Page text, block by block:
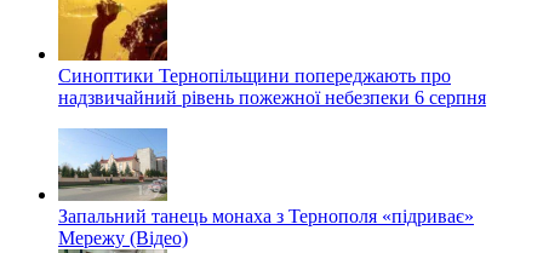
Синоптики Тернопільщини попереджають про
надзвичайний рівень пожежної небезпеки 6 серпня
Запальний танець монаха з Тернополя «підриває»
Мережу (Відео)